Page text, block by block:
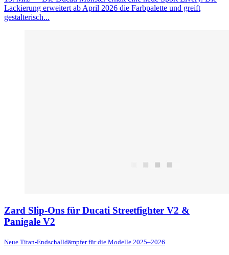
Lackierung erweitert ab April 2026 die Farbpalette und greift
gestalterisch...
Zard Slip-Ons für Ducati Streetfighter V2 &
Panigale V2
Neue Titan-Endschalldämpfer für die Modelle 2025–2026